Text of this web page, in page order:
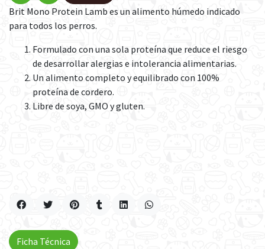
Brit Mono Protein Lamb es un alimento húmedo indicado
para todos los perros.
Formulado con una sola proteína que reduce el riesgo
de desarrollar alergias e intolerancia alimentarias.
Un alimento completo y equilibrado con 100%
proteína de cordero.
Libre de soya, GMO y gluten.
Ficha Técnica